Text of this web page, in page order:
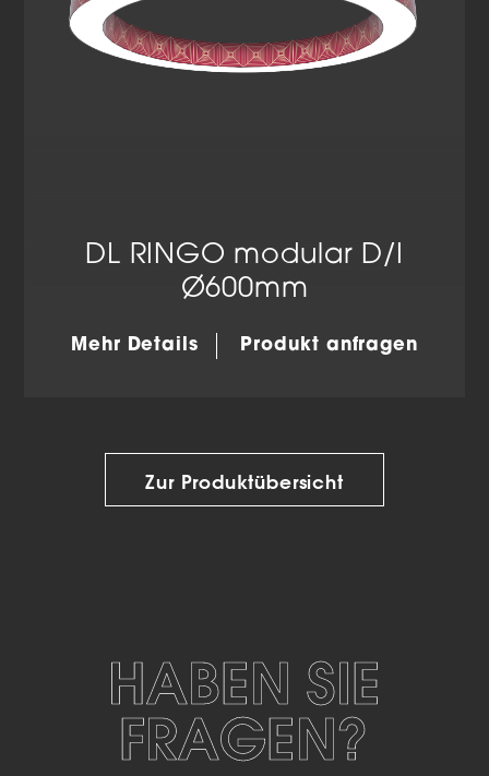
DL RINGO modular D/I
Ø600mm
Mehr Details Produkt anfragen
Zur Produktübersicht
HABEN SIE
FRAGEN?